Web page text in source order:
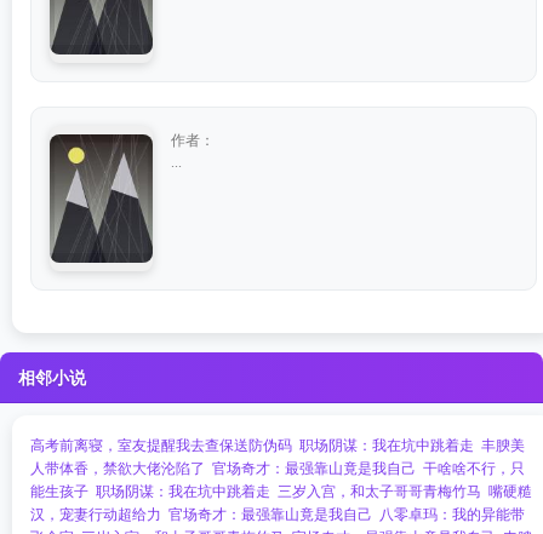
作者：
相邻小说
高考前离寝，室友提醒我去查保送防伪码 职场阴谋：我在坑中跳着走 丰腴美
人带体香，禁欲大佬沦陷了 官场奇才：最强靠山竟是我自己 干啥啥不行，只
能生孩子 职场阴谋：我在坑中跳着走 三岁入宫，和太子哥哥青梅竹马 嘴硬糙
汉，宠妻行动超给力 官场奇才：最强靠山竟是我自己 八零卓玛：我的异能带